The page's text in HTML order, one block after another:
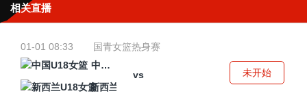
相关直播
01-01 08:33
国青女篮热身赛
中国U18女篮
vs
新西兰U18女篮
未开始